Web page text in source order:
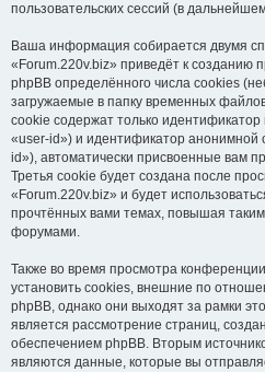
пользовательских сессий (в
Ваша информация собирается двумя
«Forum.220v.biz» приведёт к созданию
phpBB определённого числа cookies
загружаемые в папку временных
cookie содержат только
«user-id») и идентификатор анонимной
id»), автоматически присвоенные вам
Третья cookie будет создана после
«Forum.220v.biz» и будет
прочтённых вами темах, повышая
форумами.
Также во время просмотра
установить cookies, внешние по
phpBB, однако они выходят за рамки
является рассмотрение страниц,
обеспечением phpBB. Вторым
являются данные, которые вы